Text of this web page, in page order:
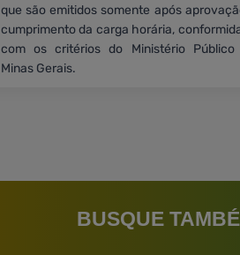
que são emitidos somente após
cumprimento da carga horária,
com os critérios do Ministério Público
Minas Gerais.
BUSQUE